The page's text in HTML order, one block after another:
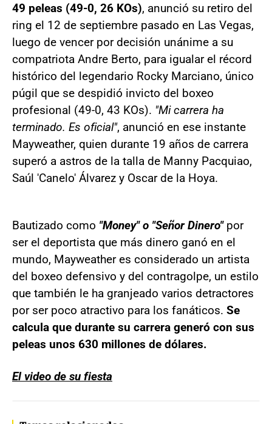
49 peleas (49-0, 26 KOs), anunció su retiro del
ring el 12 de septiembre pasado en Las Vegas,
luego de vencer por decisión unánime a su
compatriota Andre Berto, para igualar el récord
histórico del legendario Rocky Marciano, único
púgil que se despidió invicto del boxeo
profesional (49-0, 43 KOs). "Mi carrera ha
terminado. Es oficial", anunció en ese instante
Mayweather, quien durante 19 años de carrera
superó a astros de la talla de Manny Pacquiao,
Saúl 'Canelo' Álvarez y Oscar de la Hoya.
Bautizado como "Money" o "Señor Dinero"por
ser el deportista que más dinero ganó en el
mundo, Mayweather es considerado un artista
del boxeo defensivo y del contragolpe, un estilo
que también le ha granjeado varios detractores
por ser poco atractivo para los fanáticos. Se
calcula que durante su carrera generó con sus
peleas unos 630 millones de dólares.
El video de su fiesta